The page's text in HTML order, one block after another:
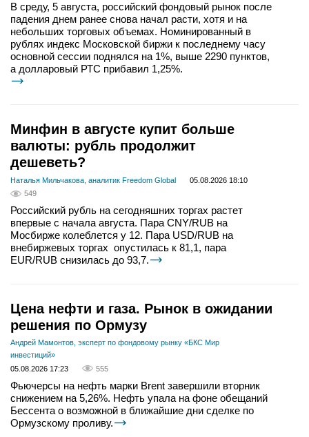
В среду, 5 августа, российский фондовый рынок после
падения днем ранее снова начал расти, хотя и на
небольших торговых объемах. Номинированный в
рублях индекс Московской биржи к последнему часу
основной сессии поднялся на 1%, выше 2290 пунктов,
а долларовый РТС прибавил 1,25%.
Минфин в августе купит больше
валюты: рубль продолжит
дешеветь?
Наталья Мильчакова, аналитик Freedom Global
05.08.2026 18:10
549
Российский рубль на сегодняшних торгах растет
впервые с начала августа. Пара CNY/RUB на
Мосбирже колеблется у 12. Пара USD/RUB на
внебиржевых торгах опустилась к 81,1, пара
EUR/RUB снизилась до 93,7.
Цена нефти и газа. Рынок в ожидании
решения по Ормузу
Андрей Мамонтов, эксперт по фондовому рынку «БКС Мир
инвестиций»
05.08.2026 17:23
555
Фьючерсы на нефть марки Brent завершили вторник
снижением на 5,26%. Нефть упала на фоне обещаний
Бессента о возможной в ближайшие дни сделке по
Ормузскому проливу.